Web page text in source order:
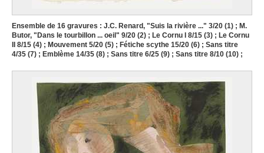
Ensemble de 16 gravures : J.C. Renard, "Suis la rivière ..." 3/20 (1) ; M.
Butor, "Dans le tourbillon ... oeil" 9/20 (2) ; Le Cornu I 8/15 (3) ; Le Cornu
II 8/15 (4) ; Mouvement 5/20 (5) ; Fétiche scythe 15/20 (6) ; Sans titre
4/35 (7) ; Emblème 14/35 (8) ; Sans titre 6/25 (9) ; Sans titre 8/10 (10) ;
Ceps magiques 7/15 (13) ; Eau 4/10 (14) ; Planche magique 3/12 (15) ;
Sans titre 16/20 (16)
Anna Staritsky